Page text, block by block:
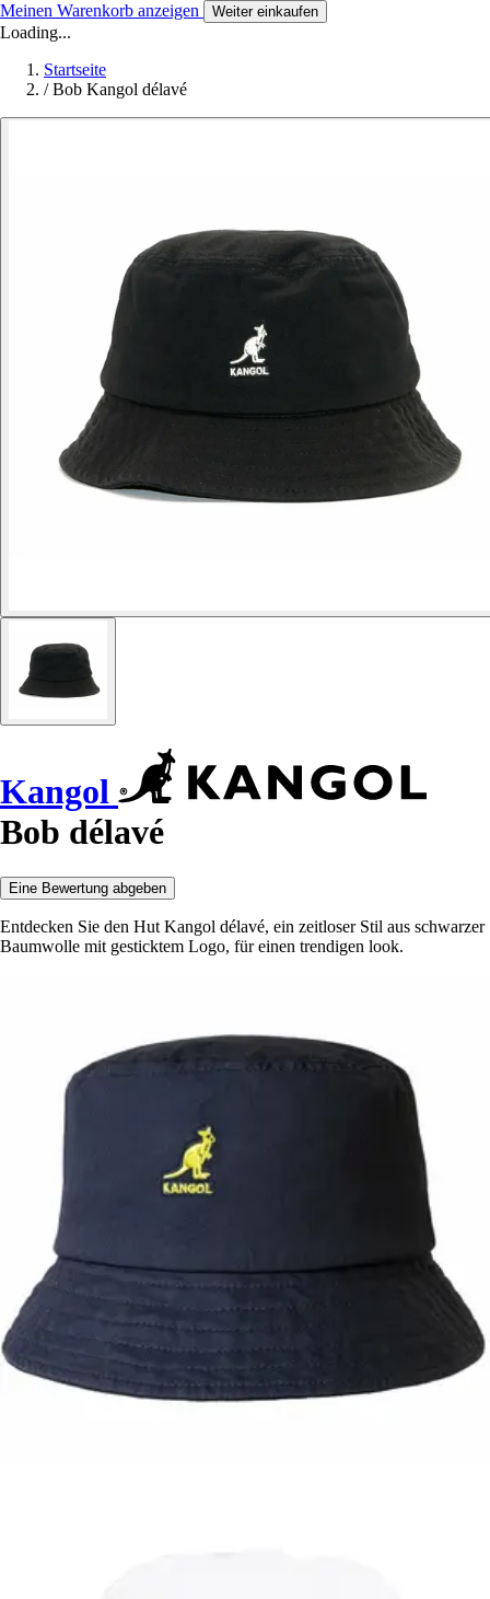
Meinen Warenkorb anzeigen Weiter einkaufen
Loading...
Startseite
/ Bob Kangol délavé
Kangol
Bob délavé
Eine Bewertung abgeben
Entdecken Sie den Hut Kangol délavé, ein zeitloser Stil aus schwarzer
Baumwolle mit gesticktem Logo, für einen trendigen look.